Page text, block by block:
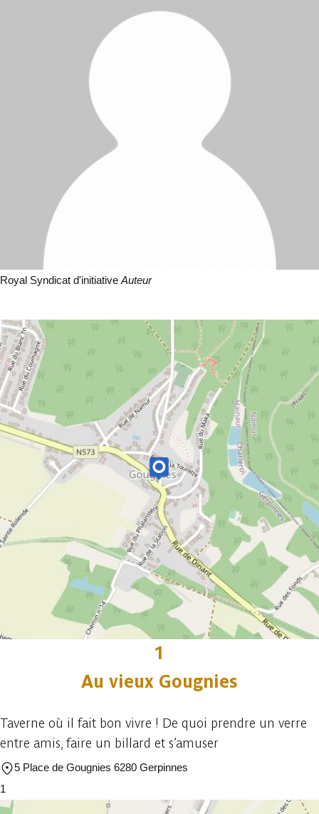
Royal Syndicat d'initiative Auteur
1
Au vieux Gougnies
Taverne où il fait bon vivre ! De quoi prendre un verre
entre amis, faire un billard et s’amuser
5 Place de Gougnies 6280 Gerpinnes
1